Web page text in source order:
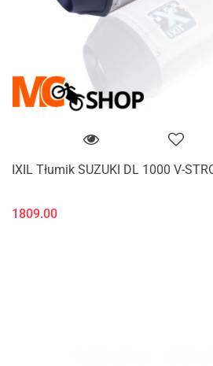
IXIL Tłumik SUZUKI DL 1000 V-
1809.00